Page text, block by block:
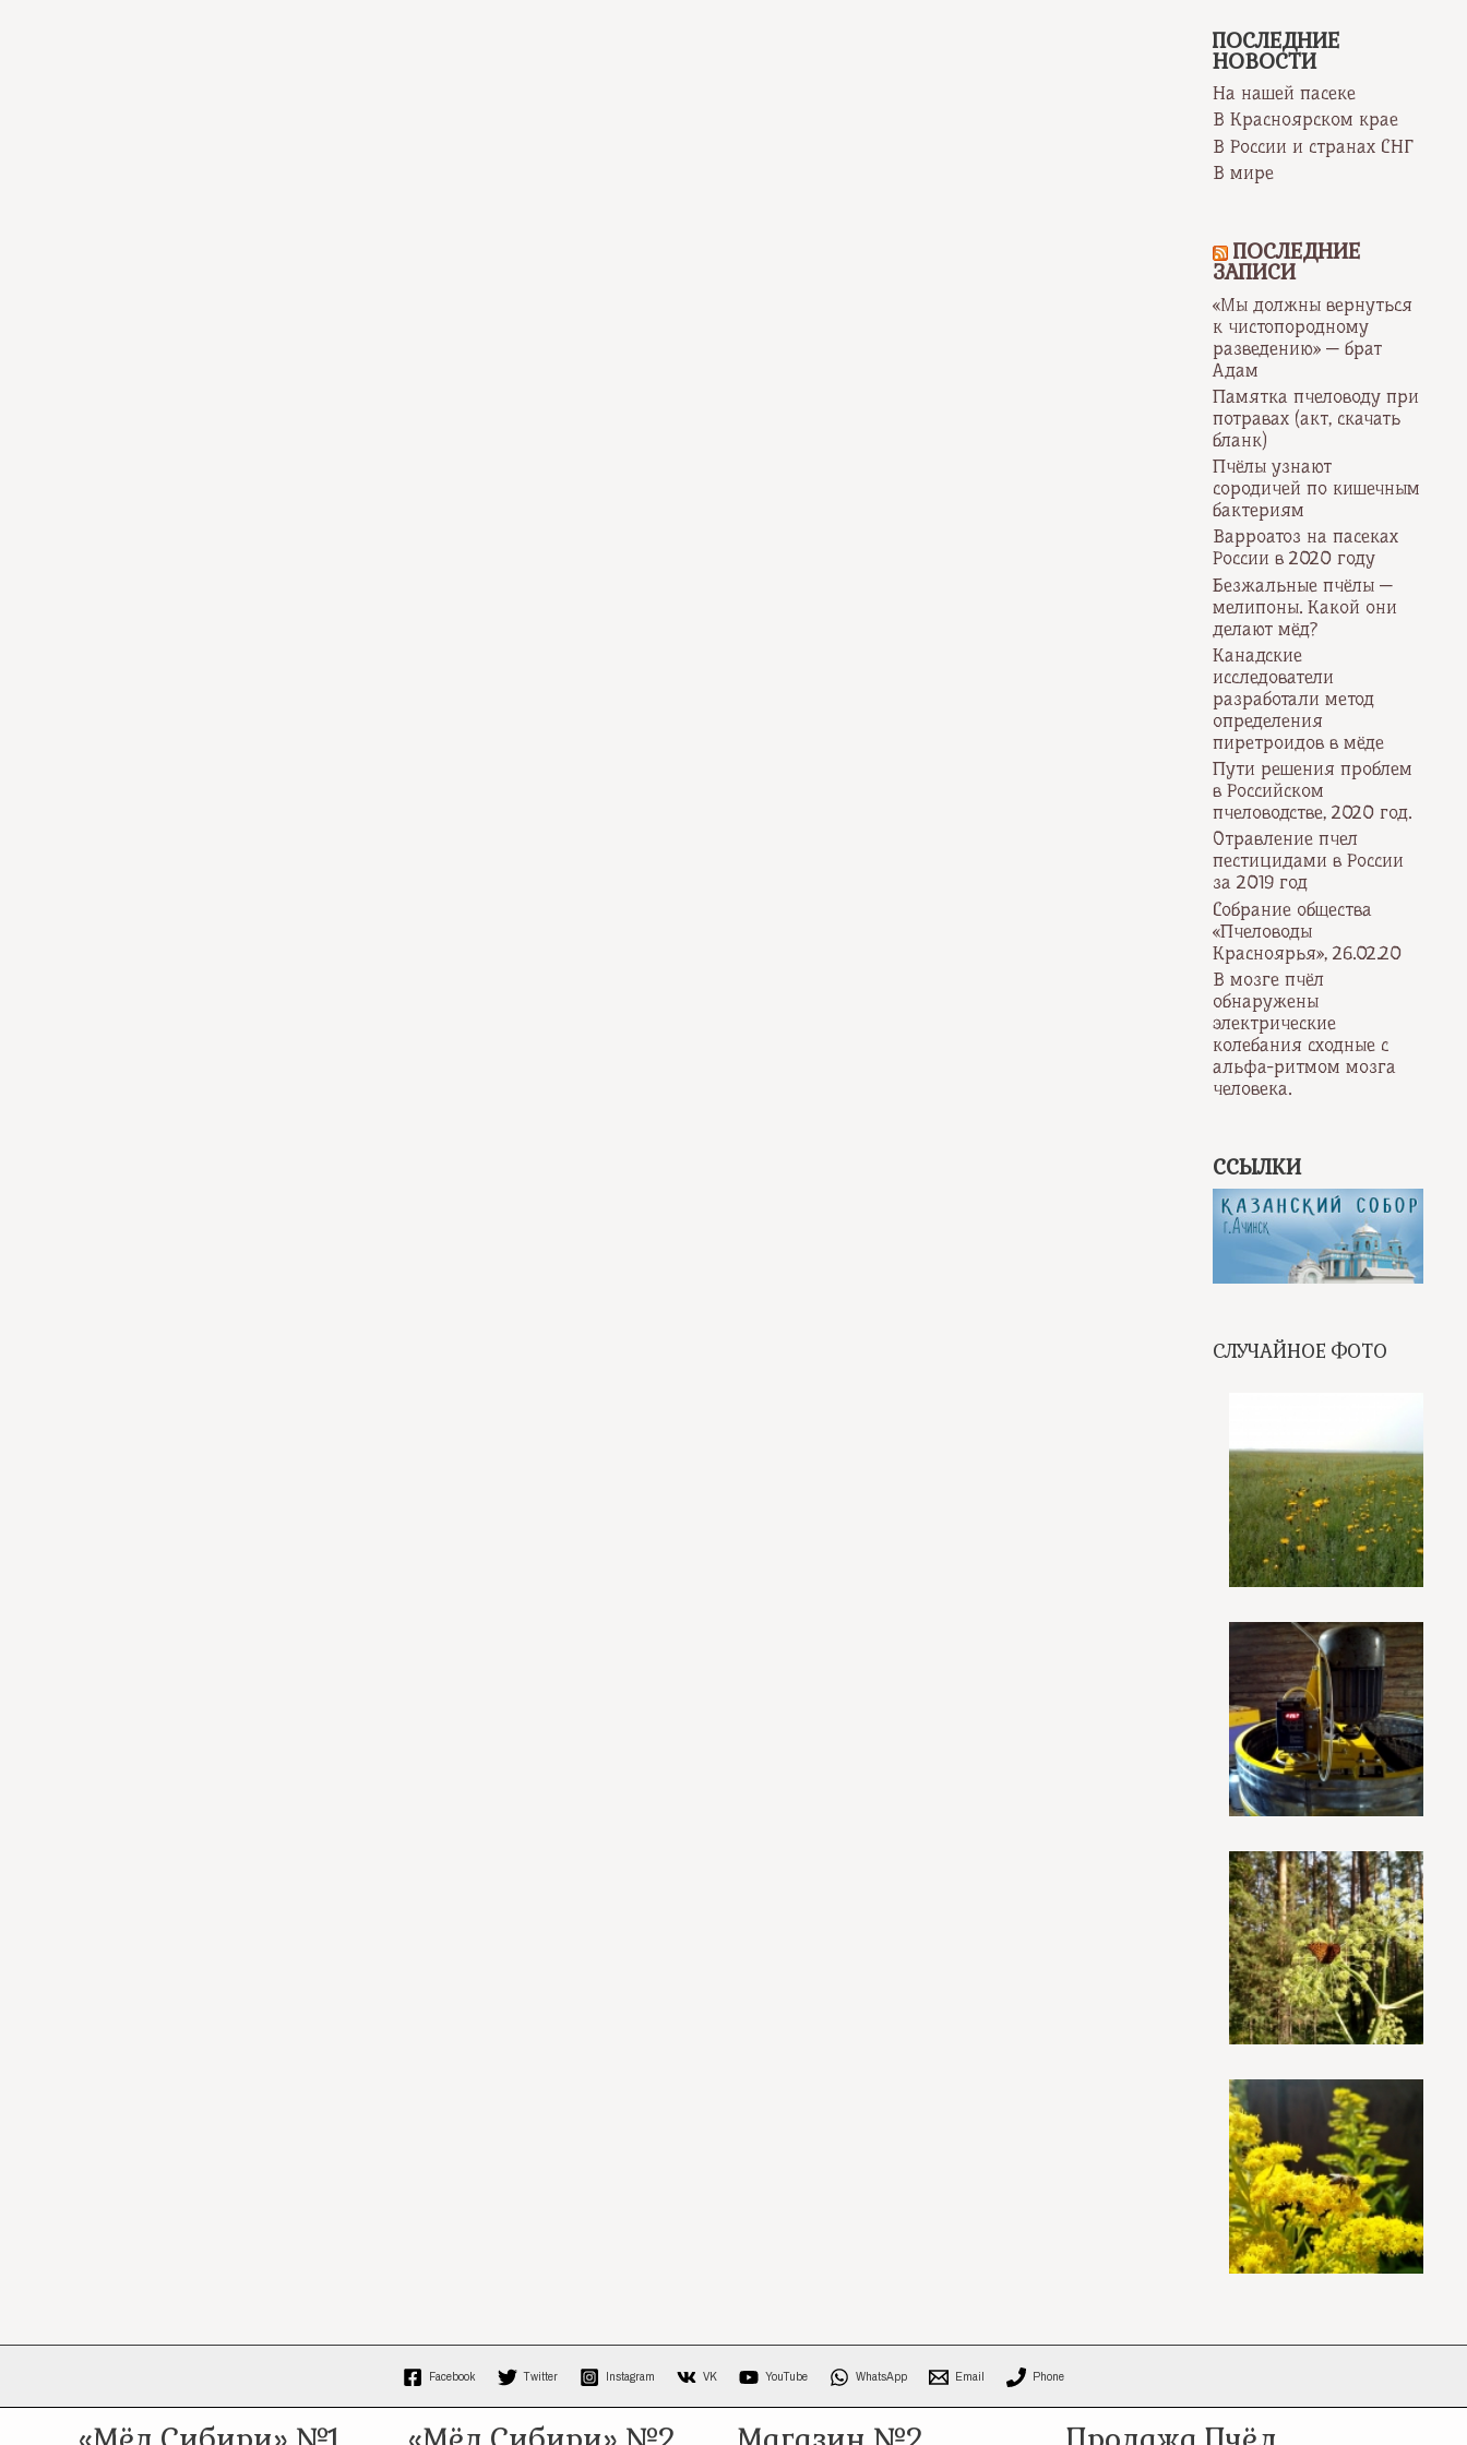
ПОСЛЕДНИЕ
НОВОСТИ
На нашей пасеке
В Красноярском крае
В России и странах СНГ
В мире
ПОСЛЕДНИЕ
ЗАПИСИ
«Мы должны вернуться
к чистопородному
разведению» — брат
Адам
Памятка пчеловоду при
потравах (акт, скачать
бланк)
Пчёлы узнают
сородичей по кишечным
бактериям
Варроатоз на пасеках
России в 2020 году
Безжальные пчёлы —
мелипоны. Какой они
делают мёд?
Канадские
исследователи
разработали метод
определения
пиретроидов в мёде
Пути решения проблем
в Российском
пчеловодстве, 2020 год.
Отравление пчел
пестицидами в России
за 2019 год
Собрание общества
«Пчеловоды
Красноярья», 26.02.20
В мозге пчёл
обнаружены
электрические
колебания сходные с
альфа-ритмом мозга
человека.
ССЫЛКИ
СЛУЧАЙНОЕ ФОТО
Facebook Twitter Instagram VK YouTube WhatsApp Email Phone